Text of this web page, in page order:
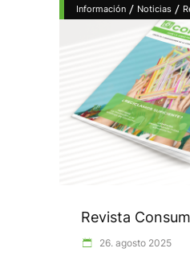
Información / Noticias /
Revista
26. agosto 2025